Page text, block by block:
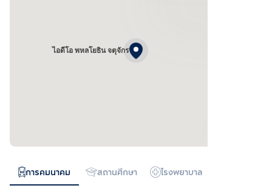
ไอดีโอ พหลโยธิน จตุจักร
การคมนาคม สถานศึกษา โรงพยาบาล